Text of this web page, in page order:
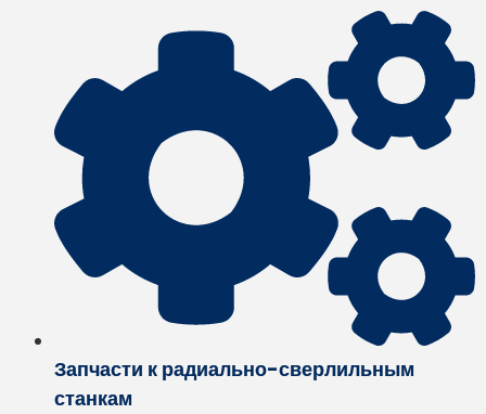
Запчасти к радиально-сверлильным
станкам